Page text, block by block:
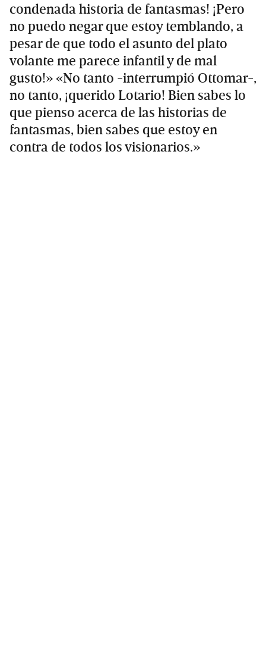
condenada historia de fantasmas! ¡Pero
no puedo negar que estoy temblando, a
pesar de que todo el asunto del plato
volante me parece infantil y de mal
gusto!» «No tanto -interrumpió Ottomar-,
no tanto, ¡querido Lotario! Bien sabes lo
que pienso acerca de las historias de
fantasmas, bien sabes que estoy en
contra de todos los visionarios.»